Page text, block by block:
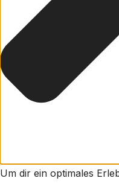
Um dir ein optimales